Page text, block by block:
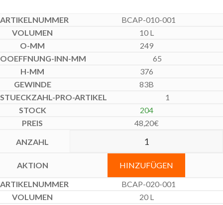
BCAP-010-001
10 L
249
65
376
83B
1
204
48,20€
HINZUFÜGEN
BCAP-020-001
20 L